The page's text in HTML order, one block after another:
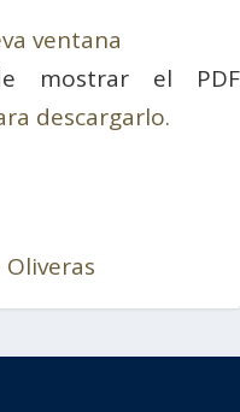
ventana
mostrar el PDF
descargarlo.
Oliveras